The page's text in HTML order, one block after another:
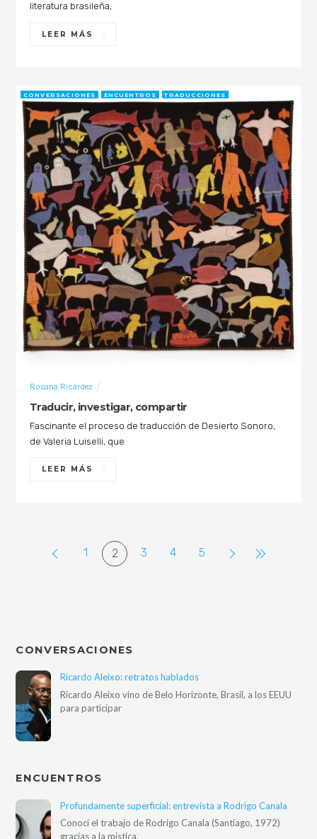
literatura brasileña,
LEER MÁS
Traducir, investigar, compartir
Rosana Ricárdez
CONVERSACIONES ENCUENTROS TRADUCCIONES
Fascinante el proceso de traducción de Desierto Sonoro,
de Valeria Luiselli, que
LEER MÁS
1 2 3 4 5
CONVERSACIONES
Ricardo Aleixo: retratos hablados
Ricardo Aleixo vino de Belo Horizonte, Brasil, a los EEUU
para participar
ENCUENTROS
Profundamente superficial: entrevista a Rodrigo Canala
Conocí el trabajo de Rodrigo Canala (Santiago, 1972)
gracias a la mística.